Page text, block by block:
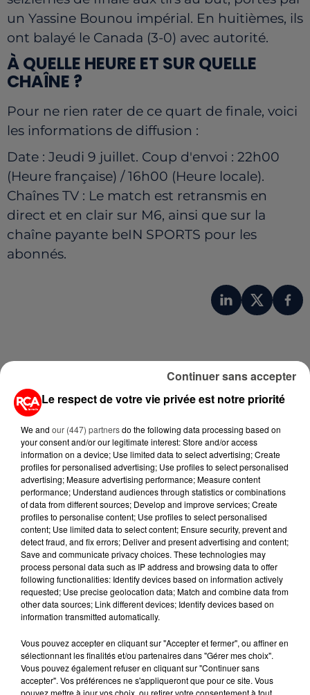
un Yassine Bounou impérial. En huitièmes, ils
ont balayé le Canada (3-0) avec autorité.
À QUELLE HEURE ET SUR QUELLE
CHAÎNE ?
Pour ne rien rater de ce quart de finale, voici
les informations de diffusion :
Date : Jeudi 9 juillet. Coup d'envoi : 22h00
(Heure française) / 16h00 (Heure locale).
Chaînes TV : Le match est retransmis en
direct et en clair sur M6, ainsi que sur la
chaîne payante beIN SPORTS pour les
abonnés.
A LIRE AUSSI...
28 juillet 2026
ÉQUIPE DE FRANCE : LE GRAND
CHANTIER QUI ATTEND ZINÉDINE
ZIDANE À...
15 juillet 2026
LE RÊVE BLEU S'ENVOLE À DALLAS
FRANCE - PARAGUAY : CHAÎNES,
HEURE, PARCOURS… TOUT
SAVOIR SUR LE 8E...
Le respect de votre vie privée est notre priorité
We and our (447) partnersdo the following data processing based on
your consent and/or our legitimate interest: Store and/or access
information on a device; Use limited data to select advertising; Create
profiles for personalised advertising; Use profiles to select personalised
advertising; Measure advertising performance; Measure content
performance; Understand audiences through statistics or combinations
of data from different sources; Develop and improve services; Create
profiles to personalise content; Use profiles to select personalised
content; Use limited data to select content; Ensure security, prevent and
detect fraud, and fix errors; Deliver and present advertising and content;
Save and communicate privacy choices. These technologies may
process personal data such as IP address and browsing data to offer
following functionalities: Identify devices based on information actively
requested; Use precise geolocation data; Match and combine data from
other data sources; Link different devices; Identify devices based on
information transmitted automatically.
Vous pouvez accepter en cliquant sur "Accepter et fermer", ou affiner en
sélectionnant les finalités et/ou partenaires dans "Gérer mes choix".
Vous pouvez également refuser en cliquant sur "Continuer sans
accepter". Vos préférences ne s'appliqueront que pour ce site. Vous
pouvez mettre à jour vos choix, ou retirer votre consentement à tout
Continuer sans accepter